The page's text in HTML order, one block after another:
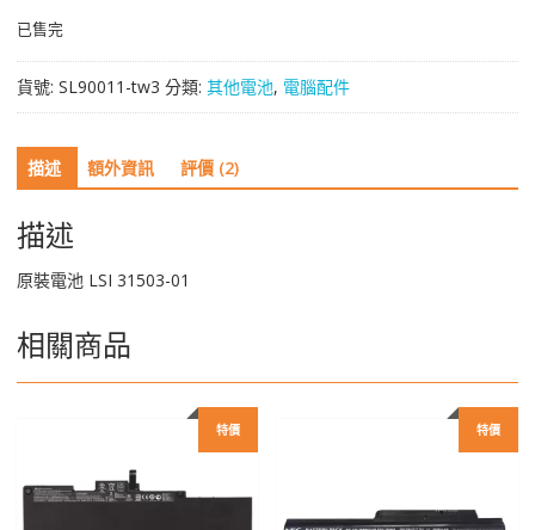
已售完
貨號: SL90011-tw3 分類: 其他電池, 電腦配件
描述 額外資訊 評價 (2)
描述
原裝電池 LSI 31503-01
相關商品
特價 特價